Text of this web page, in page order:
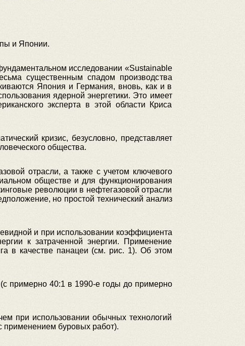
и Японии.
исследовании «Sustainable
существенным спадом производства
Япония и Германия, вновь, как и в
ядерной энергетики. Это имеет
эксперта в этой области Криса
кризис, безусловно, представляет
общества.
отрасли, а также с учетом ключевого
обществе и для функционирования
революции в нефтегазовой отрасли
но простой технический анализ
и при использовании коэффициента
к затраченной энергии. Применение
в качестве панацеи (см. рис. 1). Об этом
примерно 40:1 в 1990-е годы до примерно
при использовании обычных технологий
применением буровых работ).